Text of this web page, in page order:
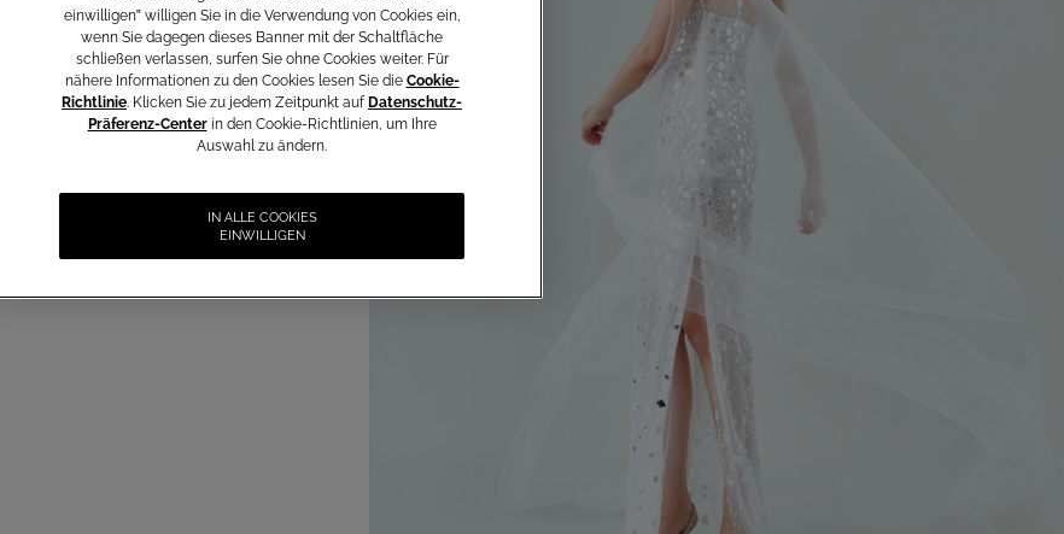
einwilligen‟ willigen Sie in die Verwendung von Cookies ein,
wenn Sie dagegen dieses Banner mit der Schaltfläche
schließen verlassen, surfen Sie ohne Cookies weiter. Für
nähere Informationen zu den Cookies lesen Sie die Cookie-
Richtlinie. Klicken Sie zu jedem Zeitpunkt auf Datenschutz-
Präferenz-Centerin den Cookie-Richtlinien, um Ihre
Auswahl zu ändern.
IN ALLE COOKIES
EINWILLIGEN